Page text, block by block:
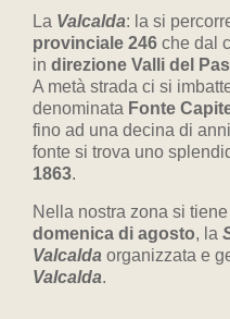
La Valcalda: la si
provinciale 246 che dal
in direzione Valli del
A metà strada ci si
denominata Fonte
fino ad una decina di
fonte si trova uno
1863.
Nella nostra zona si
domenica di agosto, la
Valcalda organizzata e
Valcalda.